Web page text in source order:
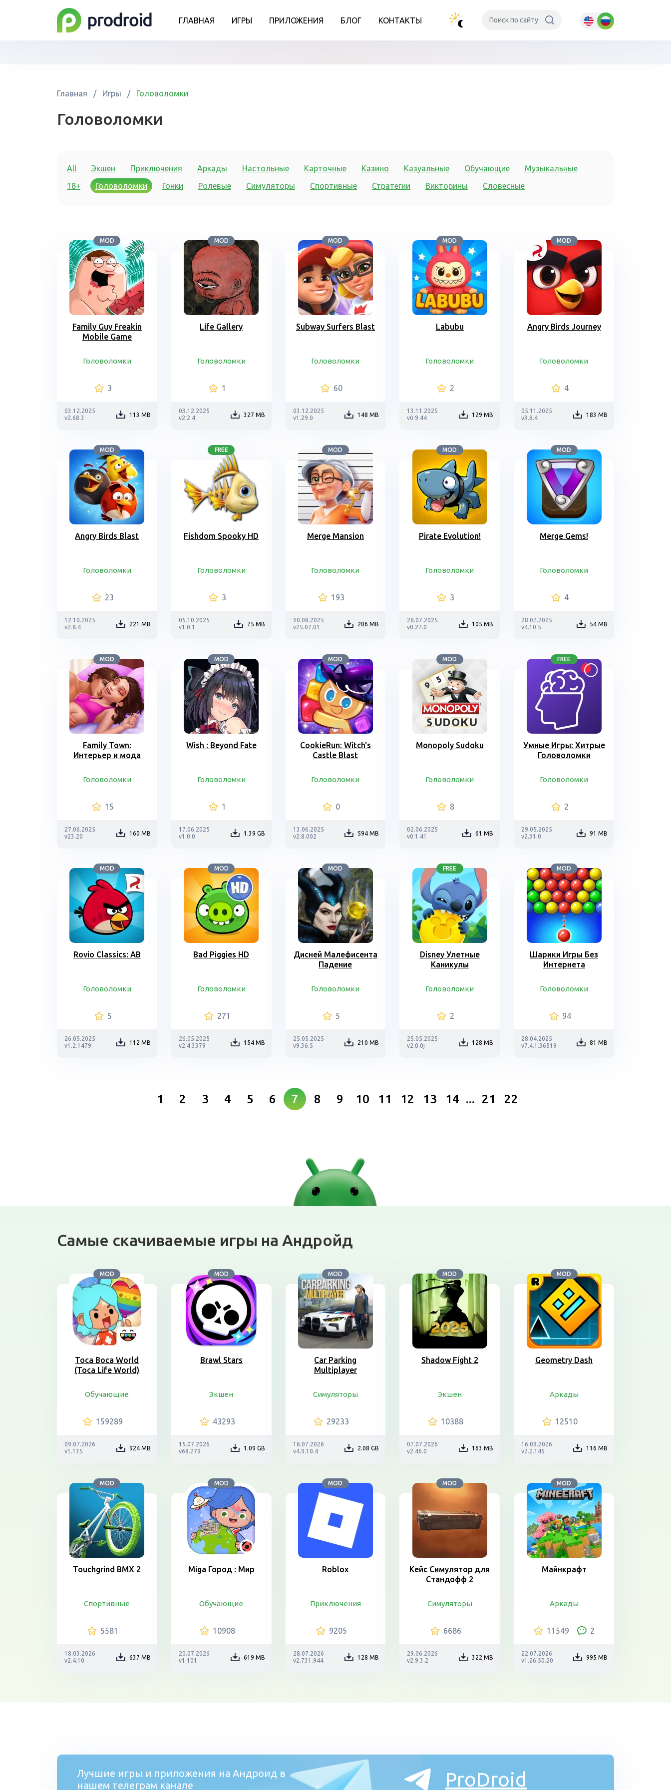
ГЛАВНАЯ ИГРЫ ПРИЛОЖЕНИЯ БЛОГ КОНТАКТЫ
Главная / Игры / Головоломки
Головоломки
All Экшен Приключения Аркады Настольные Карточные Казино Казуальные Обучающие
Музыкальные
18+
Головоломки Гонки Ролевые Симуляторы Спортивные Стратегии Викторины Словесные
MOD
Family Guy Freakin
Mobile Game
Головоломки
3
03.12.2025
v2.68.3
113 MB
MOD
Life Gallery
Головоломки
1
03.12.2025
v2.2.4
327 MB
MOD
Subway Surfers Blast
Головоломки
60
03.12.2025
v1.29.0
148 MB
MOD
Labubu
Головоломки
2
13.11.2025
v0.9.44
129 MB
MOD
Angry Birds Journey
Головоломки
4
05.11.2025
v3.8.4
183 MB
MOD
Angry Birds Blast
Головоломки
23
12.10.2025
v2.8.4
221 MB
FREE
Fishdom Spooky HD
Головоломки
3
05.10.2025
v1.0.1
75 MB
MOD
Merge Mansion
Головоломки
193
30.08.2025
v25.07.01
206 MB
MOD
Pirate Evolution!
Головоломки
3
28.07.2025
v0.27.0
105 MB
MOD
Merge Gems!
Головоломки
4
28.07.2025
v4.10.5
54 MB
MOD
Family Town:
Интерьер и мода
Головоломки
15
27.06.2025
v23.20
160 MB
MOD
Wish : Beyond Fate
Головоломки
1
17.06.2025
v1.0.0
1.39 GB
MOD
CookieRun: Witch's
Castle Blast
Головоломки
0
13.06.2025
v2.8.002
594 MB
MOD
Monopoly Sudoku
Головоломки
8
02.06.2025
v0.1.41
61 MB
FREE
Умные Игры: Хитрые
Головоломки
Головоломки
2
29.05.2025
v2.31.0
91 MB
MOD
Rovio Classics: AB
Головоломки
5
26.05.2025
v1.2.1479
112 MB
MOD
Bad Piggies HD
Головоломки
271
26.05.2025
v2.4.3379
154 MB
MOD
Дисней Малефисента
Падение
Головоломки
5
25.05.2025
v9.36.5
210 MB
FREE
Disney Улетные
Каникулы
Головоломки
2
25.05.2025
v2.0.0j
128 MB
MOD
Шарики Игры Без
Интернета
Головоломки
94
28.04.2025
v7.4.1.36519
81 MB
1 2 3 4 5 6 7 8 9 10 11 12 13 14 ... 21 22
Самые скачиваемые игры на Андройд
MOD
Toca Boca World
(Toca Life World)
Обучающие
159289
09.07.2026
v1.135
924 MB
MOD
Brawl Stars
Экшен
43293
15.07.2026
v68.279
1.09 GB
MOD
Car Parking
Multiplayer
Симуляторы
29233
16.07.2026
v4.9.10.4
2.08 GB
MOD
Shadow Fight 2
Экшен
10388
07.07.2026
v2.46.0
163 MB
MOD
Geometry Dash
Аркады
12510
16.03.2026
v2.2.145
116 MB
MOD
Touchgrind BMX 2
Спортивные
5581
18.03.2026
v2.4.10
637 MB
MOD
Miga Город : Мир
Обучающие
10908
20.07.2026
v1.101
619 MB
MOD
Roblox
Приключения
9205
28.07.2026
v2.731.944
128 MB
MOD
Кейс Симулятор для
Стандофф 2
Симуляторы
6686
29.06.2026
v2.9.3.2
322 MB
MOD
Майнкрафт
Аркады
11549 2
22.07.2026
v1.26.50.20
995 MB
Лучшие игры и приложения на Андроид в
нашем телеграм канале
ProDroid